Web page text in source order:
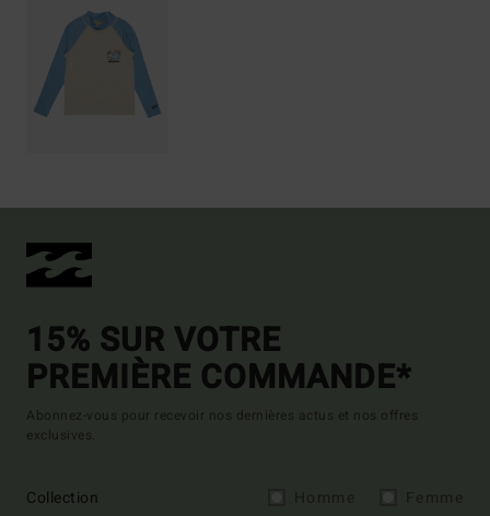
15% SUR VOTRE
PREMIÈRE COMMANDE*
Abonnez-vous pour recevoir nos dernières actus et nos offres
exclusives.
Collection